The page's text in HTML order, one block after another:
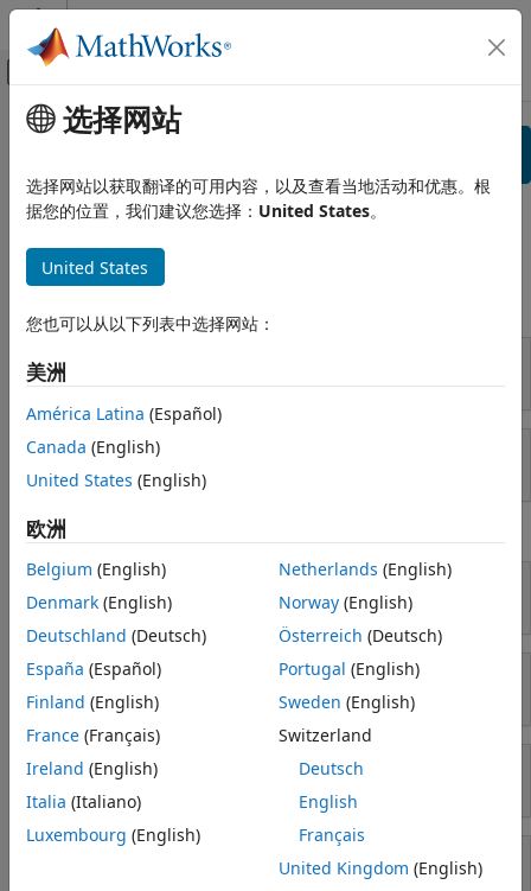
跳到内容
画布外导航菜单切换
查看方式: 按分类
使用 MATLAB
MATLAB
使用 Simulink
Simulink
Physical Modeling
Event-Based Modeling
Real-Time Simulation and Testing
工作流
Parallel Computing
Reporting and Database Access
Systems Engineering
Code Generation
Application Deployment
Verification, Validation, and Test
Cloud Capabilities
Teaching and Learning
应用
AI and Statistics
Signal Processing
Image Processing and Computer Vision
主要内容
搜索
视频
使用 MATLAB
使用 Simulink
Simulink
Simulink Copilot
物理建模
选择网站
选择网站以获取翻译的可用内容，以及查看当地活动和优惠。根
据您的位置，我们建议您选择： United States。
United States
您也可以从以下列表中选择网站：
美洲
América Latina (Español)
Canada (English)
United States (English)
欧洲
Belgium (English)
Denmark (English)
Deutschland (Deutsch)
España (Español)
Finland (English)
France (Français)
Ireland (English)
Italia (Italiano)
Luxembourg (English)
Netherlands (English)
Norway(English)
Österreich (Deutsch)
Portugal (English)
Sweden (English)
Switzerland
Deutsch
English
Français
United Kingdom (English)